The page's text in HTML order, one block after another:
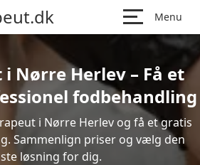
Menu
Nørre Herlev – Få et
fodbehandling
i Nørre Herlev og få et gratis
Sammenlign priser og vælg den
løsning for dig.